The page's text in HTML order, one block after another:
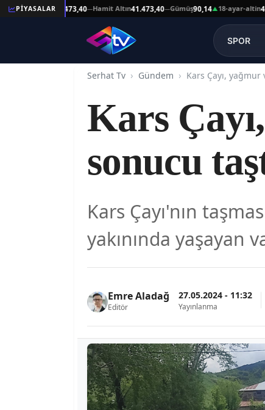
PİYASALAR
Reşat Altın41.473,40—Hamit Altın 41.473,40—Gümüş90,14▲ 18-ayar-altin
SPOR
Serhat Tv Gündem Kars Çayı,
Kars
sonucu
Kars Çayı'nın
yakınında yaşayan
Emre Aladağ
Editör
27.05.2024 - 11:32
Yayınlanma